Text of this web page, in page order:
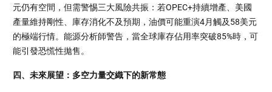
元仍有空間，但需警惕三大風險共振：若OPEC+持續增產、美國
產量維持剛性、庫存消化不及預期，油價可能重演4月觸及58美元
的極端行情。能源分析師警告，當全球庫存佔用率突破85%時，可
能引發恐慌性拋售。
四、未來展望：多空力量交織下的新常態